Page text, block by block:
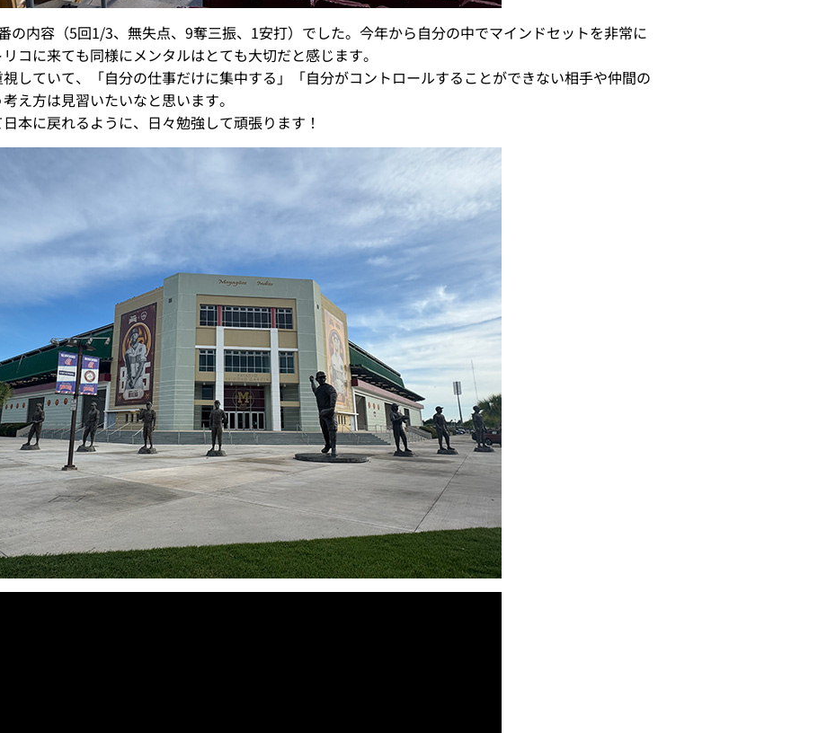
の内容（5回1/3、無失点、9奪三振、1安打）でした。今年から自分の中でマインドセットを非常に
コに来ても同様にメンタルはとても大切だと感じます。
していて、「自分の仕事だけに集中する」「自分がコントロールすることができない相手や仲間の
え方は見習いたいなと思います。
本に戻れるように、日々勉強して頑張ります！